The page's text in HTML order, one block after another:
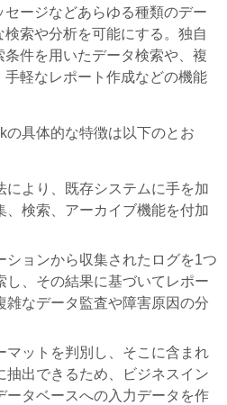
ージなどあらゆる種類のデー
索や分析を可能にする。独自
件を用いたデータ検索や、複
軽なレポート作成などの機能
具体的な特徴は以下のとお
により、既存システムに手を加
、検索、アーカイブ機能を付加
ションから収集されたログを1つ
し、その結果に基づいてレポー
雑なデータ監査や障害原因の分
マットを判別し、そこに含まれ
抽出できるため、ビジネスイン
ータベースへの入力データを作